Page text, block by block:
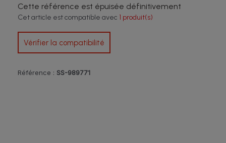
Cette référence est épuisée définitivement
Cet article est compatible avec 1 produit(s)
Vérifier la compatibilité
Référence : SS-989771